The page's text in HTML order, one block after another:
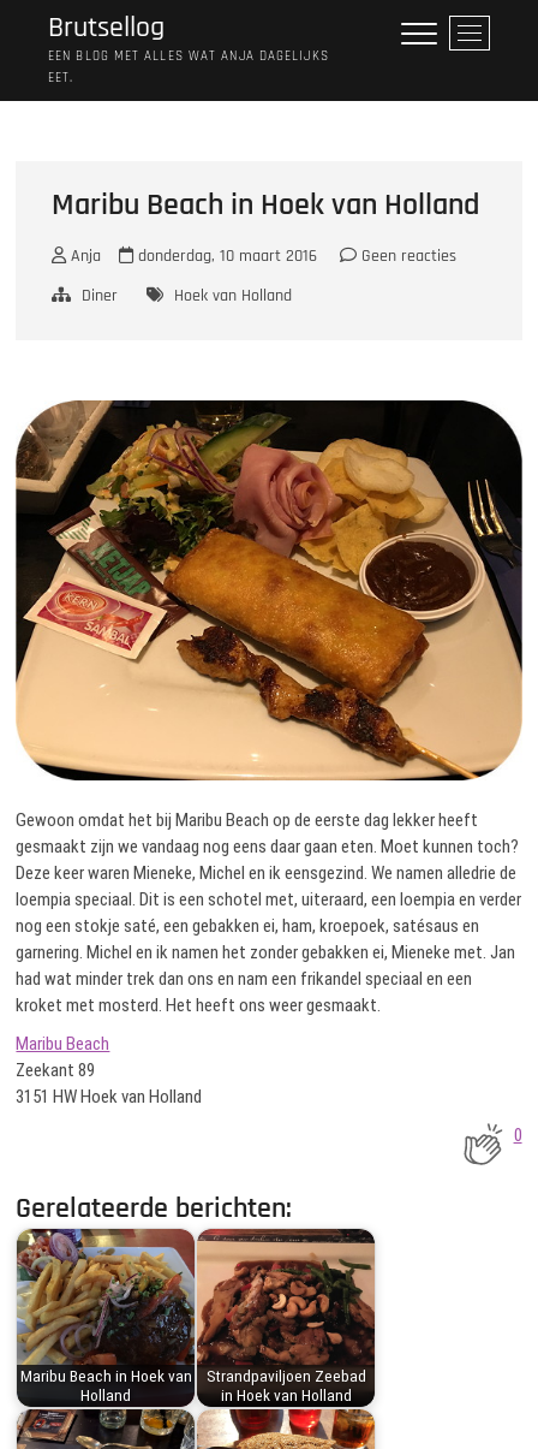
Brutsellog
EEN BLOG MET ALLES WAT ANJA DAGELIJKS
EET.
M
e
p
Maribu Beach in Hoek van Holland
Anja donderdag, 10 maart 2016
Geen reacties
Diner
Hoek van Holland
Gewoon omdat het bij Maribu Beach op de eerste dag lekker heeft
gesmaakt zijn we vandaag nog eens daar gaan eten. Moet kunnen toch?
Deze keer waren Mieneke, Michel en ik eensgezind. We namen alledrie de
loempia speciaal.Dit is een schotel met, uiteraard, een loempia en verder
nog een stokje saté, een gebakken ei, ham, kroepoek, satésaus en
garnering. Michel en ik namen het zonder gebakken ei, Mieneke met. Jan
had wat minder trek dan ons en nam een frikandel speciaal en een
kroket met mosterd. Het heeft ons weer gesmaakt.
Maribu Beach
Zeekant 89
3151 HW Hoek van Holland
0
Gerelateerde berichten:
Maribu Beach in Hoek van
Holland
Strandpaviljoen Zeebad
in Hoek van Holland